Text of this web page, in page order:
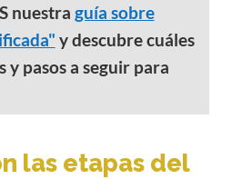
nuestra guía sobre
y descubre cuáles
y pasos a seguir para
las etapas del